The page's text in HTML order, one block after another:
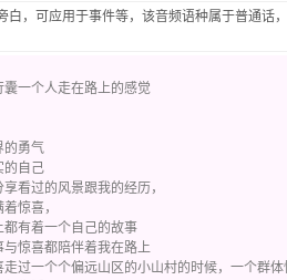
白，可应用于事件等，该音频语种属于普通话